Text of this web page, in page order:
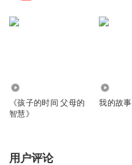
《孩子的时间 父母的
智慧》
我的故事
用户评论